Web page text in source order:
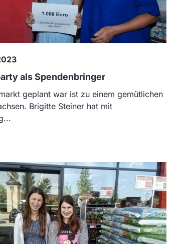
als Spendenbringer
geplant war ist zu einem gemütlichen
Brigitte Steiner hat mit